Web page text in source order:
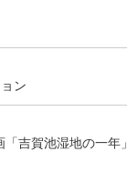
ン
吉賀池湿地の一年」